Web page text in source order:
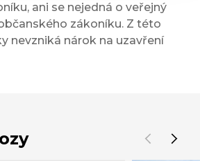
ani se nejedná o veřejný
zákoníku. Z této
nevzniká nárok na uzavření